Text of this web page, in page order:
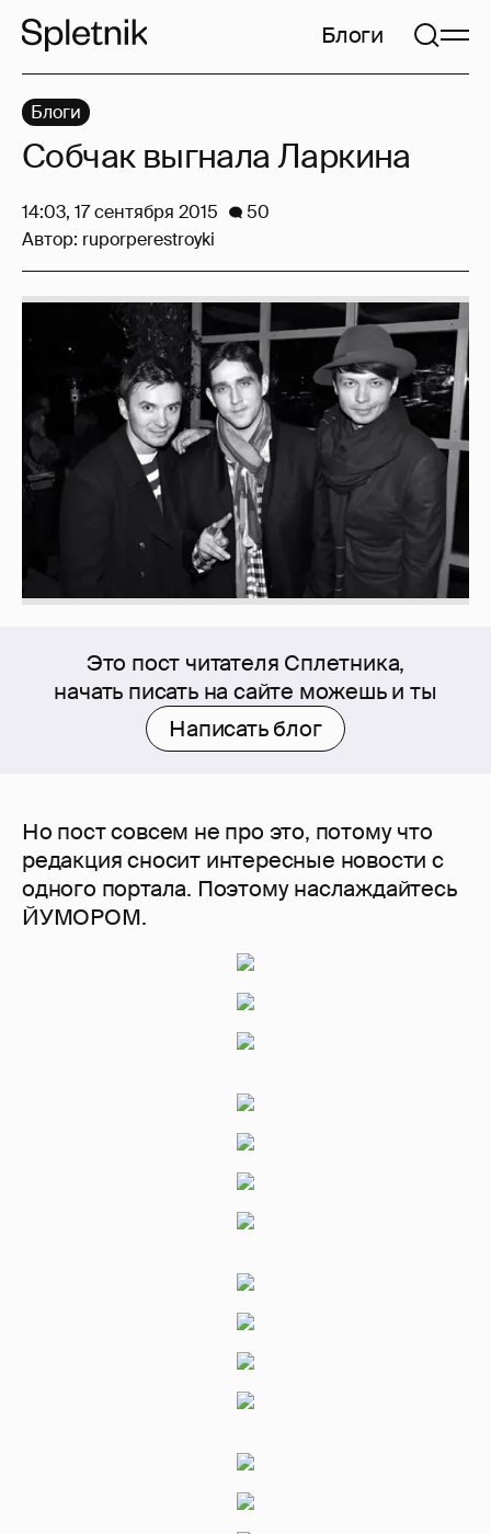
Блоги
Это пост читателя Сплетника,
начать писать на сайте можешь и ты
Написать блог
Но пост совсем не про это, потому что
редакция сносит интересные новости с
одного портала. Поэтому наслаждайтесь
ЙУМОРОМ.
Блоги
Собчак выгнала Ларкина
14:03, 17 сентября 2015
50
Автор: ruporperestroyki